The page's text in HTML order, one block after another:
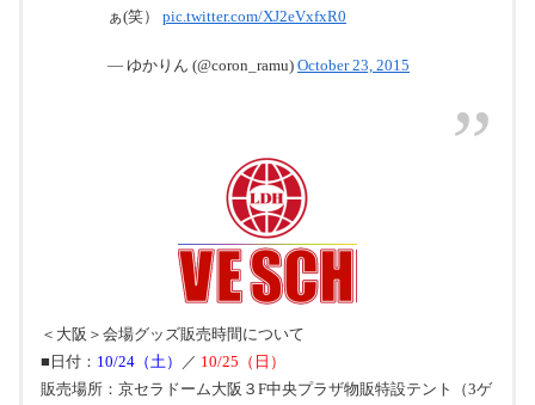
ぁ(笑） pic.twitter.com/XJ2eVxfxR0
— ゆかりん (@coron_ramu) October 23, 2015
＜大阪＞会場グッズ販売時間について
■日付： 10/24（土） ／ 10/25（日）
販売場所：京セラドーム大阪３F中央プラザ物販特設テント（3ゲ